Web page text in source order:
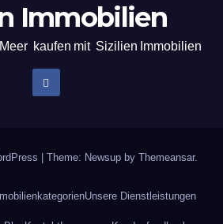
Immobilien
kaufen mit Sizilien Immobilien
Theme: Newsup by Themeansar.
Unsere Dienstleistungen